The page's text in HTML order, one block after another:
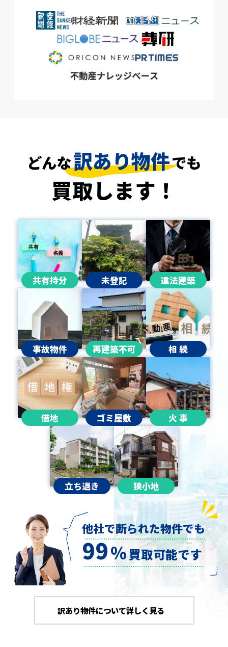
どんな訳あり物件でも
買取します！
共有持分 未登記 違法建築
事故物件 再建築不可 相 続
借地 ゴミ屋敷 火 事
立ち退き 狭小地
他社で断られた物件でも
99％ 買取可能です
訳あり物件について詳しく見る